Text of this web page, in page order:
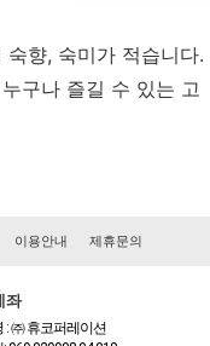
향, 숙미가 적습니다.
구나 즐길 수 있는 고
이용안내 제휴문의
좌
: ㈜ 휴코퍼레이션